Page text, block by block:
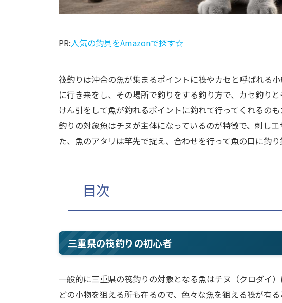
PR:人気の釣具をAmazonで探す☆
筏釣りは沖合の魚が集まるポイントに筏やカセと呼ばれる
に行き来をし、その場所で釣りをする釣り方で、カセ釣り
けん引をして魚が釣れるポイントに釣れて行ってくれるの
釣りの対象魚はチヌが主体になっているのが特徴で、刺し
た、魚のアタリは竿先で捉え、合わせを行って魚の口に釣り
目次
三重県の筏釣りの初心者
一般的に三重県の筏釣りの対象となる魚はチヌ（クロダイ
どの小物を狙える所も在るので、色々な魚を狙える筏が有